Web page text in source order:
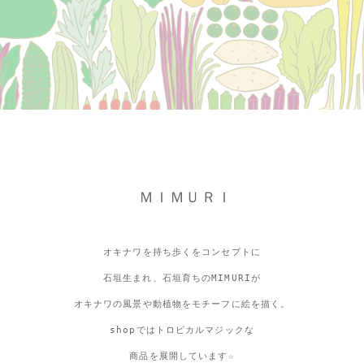
ＭＩＭＵＲＩ
オキナワを持ち歩くをコンセプトに
石垣生まれ、石垣育ちのMIMURIが
オキナワの風景や動植物をモチーフに絵を描く。
shopではトロピカルマジックな
商品を展開しています☆